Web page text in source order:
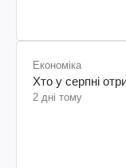
Економіка
Хто у серпні
2 дні тому